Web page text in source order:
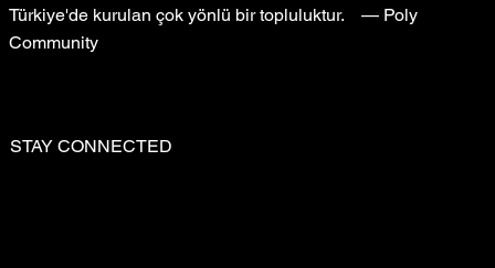
Türkiye'de kurulan çok yönlü bir topluluktur. — Poly
Community
STAY CONNECTED